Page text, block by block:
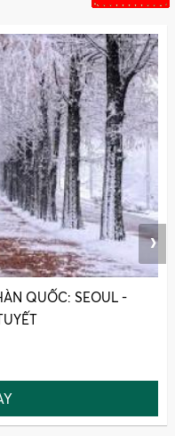
QUỐC: SEOUL -
›